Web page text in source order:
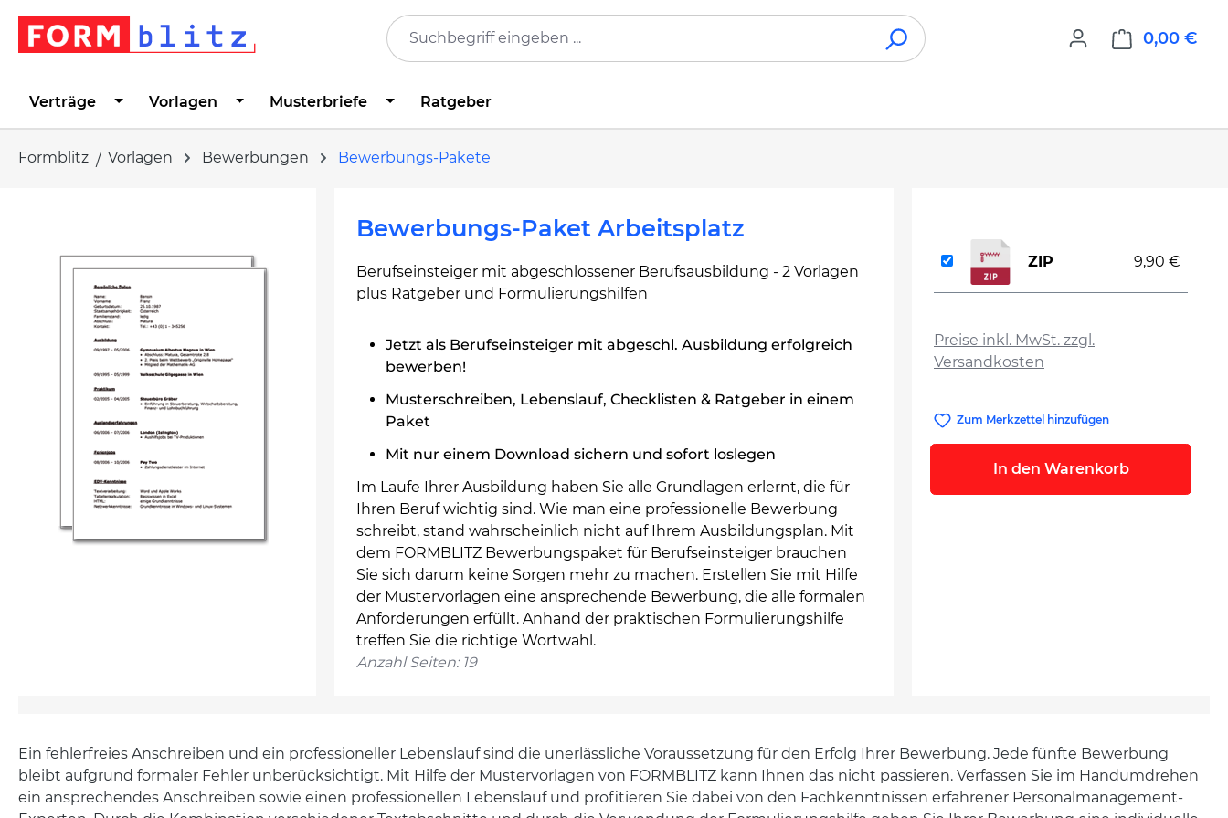
Zur Hauptnavigation springen
0,00 €
Verträge Vorlagen Musterbriefe Ratgeber
Formblitz Vorlagen Bewerbungen Bewerbungs-Pakete
Bewerbungs-Paket Arbeitsplatz
Berufseinsteiger mit abgeschlossener Berufsausbildung - 2 Vorlagen
plus Ratgeber und Formulierungshilfen
Jetzt als Berufseinsteiger mit abgeschl. Ausbildung erfolgreich
bewerben!
Musterschreiben, Lebenslauf, Checklisten & Ratgeber in einem
Paket
Mit nur einem Download sichern und sofort loslegen
Im Laufe Ihrer Ausbildung haben Sie alle Grundlagen erlernt, die für
Ihren Beruf wichtig sind. Wie man eine professionelle Bewerbung
schreibt, stand wahrscheinlich nicht auf Ihrem Ausbildungsplan. Mit
dem FORMBLITZ Bewerbungspaket für Berufseinsteiger brauchen
Sie sich darum keine Sorgen mehr zu machen. Erstellen Sie mit Hilfe
der Mustervorlagen eine ansprechende Bewerbung, die alle formalen
Anforderungen erfüllt. Anhand der praktischen Formulierungshilfe
treffen Sie die richtige Wortwahl.
Anzahl Seiten: 19
Preise inkl. MwSt. zzgl.
Versandkosten
ZIP 9,90 €
Zum Merkzettel hinzufügen
In den Warenkorb
Ein fehlerfreies Anschreiben und ein professioneller Lebenslauf sind die unerlässliche Voraussetzung für den Erfolg Ihrer Bewerbung. Jede fünfte Bewerbung
bleibt aufgrund formaler Fehler unberücksichtigt. Mit Hilfe der Mustervorlagen von FORMBLITZ kann Ihnen das nicht passieren. Verfassen Sie im Handumdrehen
ein ansprechendes Anschreiben sowie einen professionellen Lebenslauf und profitieren Sie dabei von den Fachkenntnissen erfahrener Personalmanagement-